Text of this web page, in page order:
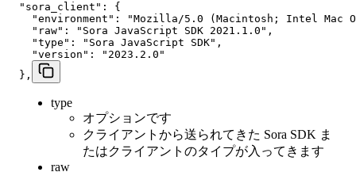
"sora_client": {
"environment": "Mozilla/5.0 (Macintosh; Intel Mac
  "raw": "Sora JavaScript SDK 2021.1.0",
  "type": "Sora JavaScript SDK",
  "version": "2023.2.0"
},
type
オプションです
クライアントから送られてきた Sora SDK ま
たはクライアントのタイプが入ってきます
raw